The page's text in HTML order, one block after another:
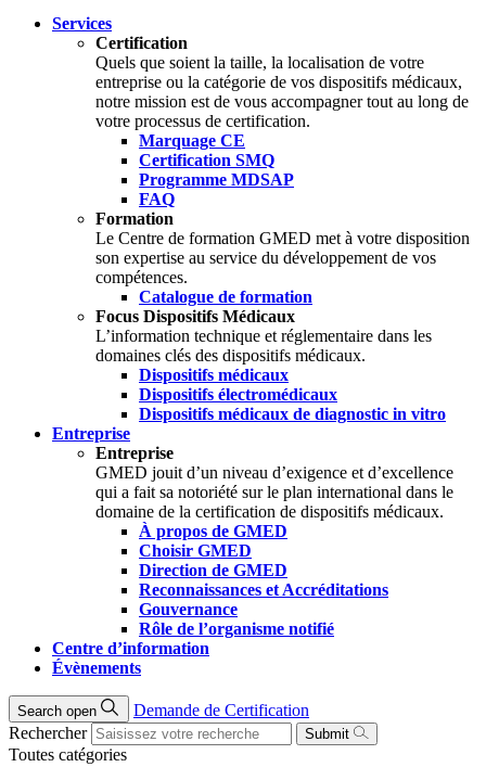
Services
Certification
Quels que soient la taille, la localisation de votre
entreprise ou la catégorie de vos dispositifs médicaux,
notre mission est de vous accompagner tout au long de
votre processus de certification.
Marquage CE
Certification SMQ
Programme MDSAP
FAQ
Formation
Le Centre de formation GMED met à votre disposition
son expertise au service du développement de vos
compétences.
Catalogue de formation
Focus Dispositifs Médicaux
L’information technique et réglementaire dans les
domaines clés des dispositifs médicaux.
Dispositifs médicaux
Dispositifs électromédicaux
Dispositifs médicaux de diagnostic in vitro
Entreprise
Entreprise
GMED jouit d’un niveau d’exigence et d’excellence
qui a fait sa notoriété sur le plan international dans le
domaine de la certification de dispositifs médicaux.
À propos de GMED
Choisir GMED
Direction de GMED
Reconnaissances et Accréditations
Gouvernance
Rôle de l’organisme notifié
Centre d’information
Évènements
Search open
Demande de Certification
Rechercher
Submit
Toutes catégories